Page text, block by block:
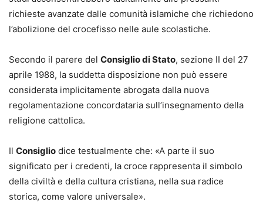
richieste avanzate dalle comunità islamiche che richiedono
l’abolizione del crocefisso nelle aule scolastiche.
Secondo il parere del Consiglio di Stato, sezione II del 27
aprile 1988, la suddetta disposizione non può essere
considerata implicitamente abrogata dalla nuova
regolamentazione concordataria sull’insegnamento della
religione cattolica.
Il Consiglio dice testualmente che: «A parte il suo
significato per i credenti, la croce rappresenta il simbolo
della civiltà e della cultura cristiana, nella sua radice
storica, come valore universale».